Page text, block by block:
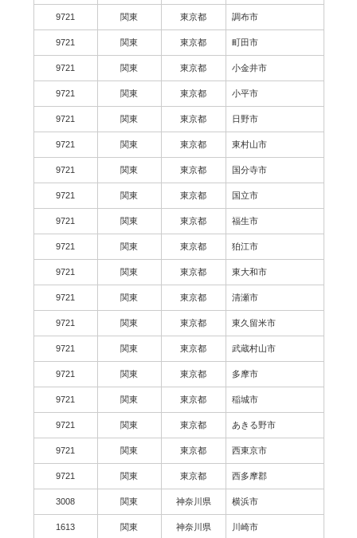
9721 関東 東京都 調布市
9721 関東 東京都 町田市
9721 関東 東京都 小金井市
9721 関東 東京都 小平市
9721 関東 東京都 日野市
9721 関東 東京都 東村山市
9721 関東 東京都 国分寺市
9721 関東 東京都 国立市
9721 関東 東京都 福生市
9721 関東 東京都 狛江市
9721 関東 東京都 東大和市
9721 関東 東京都 清瀬市
9721 関東 東京都 東久留米市
9721 関東 東京都 武蔵村山市
9721 関東 東京都 多摩市
9721 関東 東京都 稲城市
9721 関東 東京都 あきる野市
9721 関東 東京都 西東京市
9721 関東 東京都 西多摩郡
3008 関東 神奈川県 横浜市
1613 関東 神奈川県 川崎市